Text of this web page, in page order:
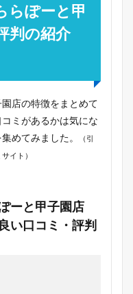
ぽーと甲
判の紹介
店の特徴をまとめて
ミがあるかは気にな
めてみました。
（引
イト）
ーと甲子園店
い口コミ・評判